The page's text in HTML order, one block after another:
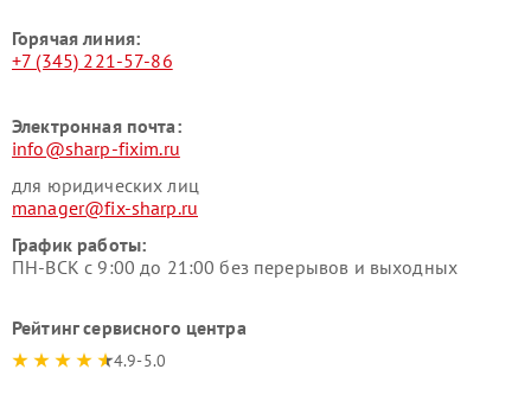
Горячая линия:
+7 (345) 221-57-86
Электронная почта:
info@sharp-fixim.ru
для юридических лиц
manager@fix-sharp.ru
График работы:
ПН-ВСК с 9:00 до 21:00 без перерывов и выходных
Рейтинг сервисного центра
4.9-5.0